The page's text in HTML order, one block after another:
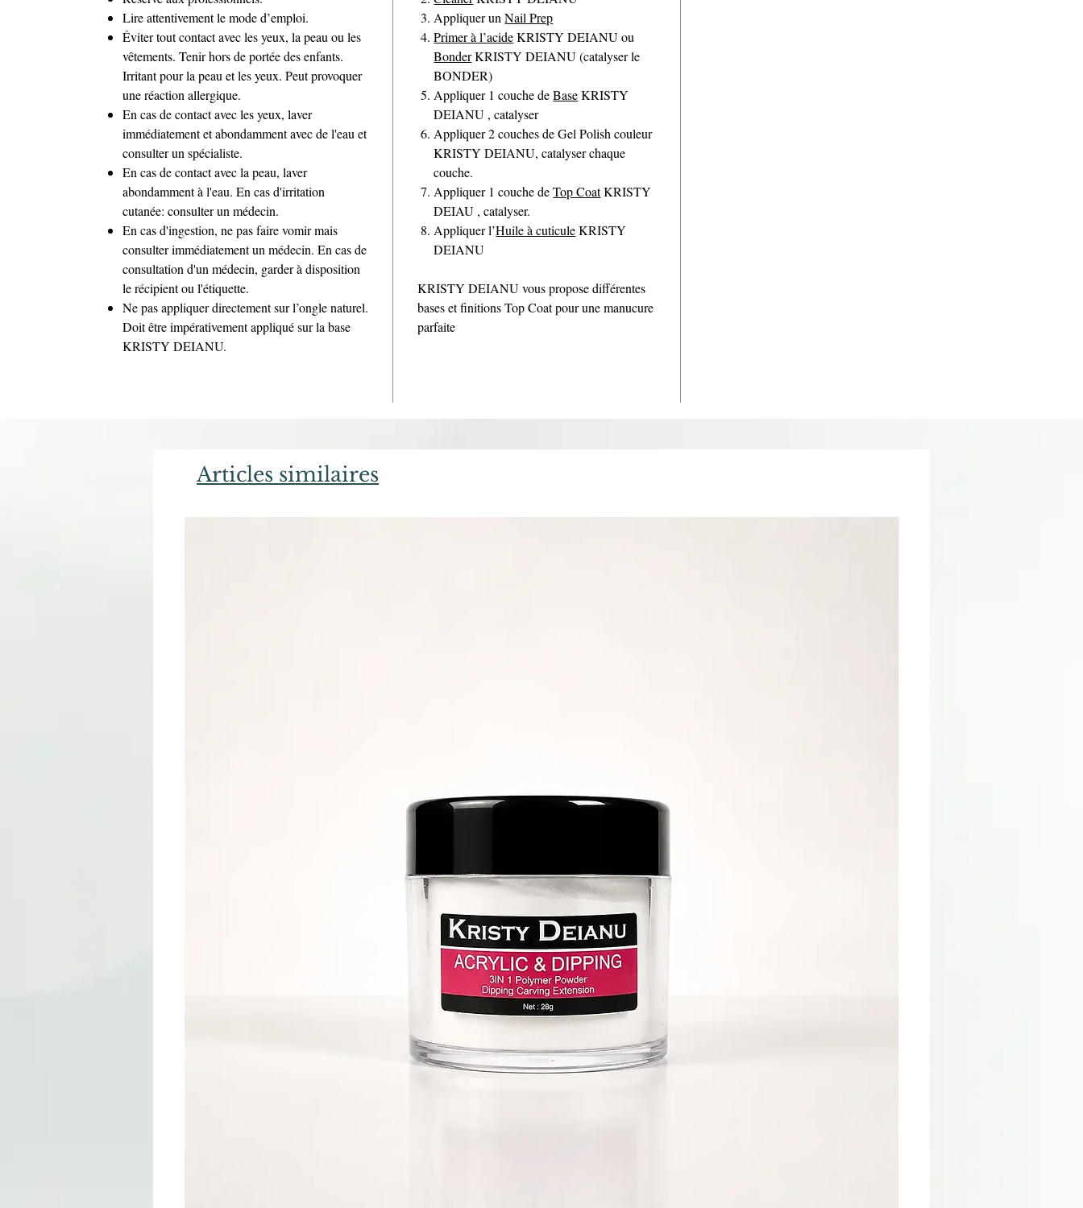
Lire attentivement le mode d’emploi.
Éviter tout contact avec les yeux, la peau ou les
vêtements. Tenir hors de portée des enfants.
Irritant pour la peau et les yeux. Peut provoquer
une réaction allergique.
En cas de contact avec les yeux, laver
immédiatement et abondamment avec de l'eau et
consulter un spécialiste.
En cas de contact avec la peau, laver
abondamment à l'eau. En cas d'irritation
cutanée: consulter un médecin.
En cas d'ingestion, ne pas faire vomir mais
consulter immédiatement un médecin. En cas de
consultation d'un médecin, garder à disposition
le récipient ou l'étiquette.
Ne pas appliquer directement sur l’ongle naturel.
Doit être impérativement appliqué sur la base
KRISTY DEIANU.
Appliquer unNail Prep
Primer à l’acideKRISTY DEIANU ou
BonderKRISTY DEIANU (catalyser le
BONDER)
Appliquer 1 couche deBaseKRISTY
DEIANU , catalyser
Appliquer 2 couches de Gel Polish couleur
KRISTY DEIANU, catalyser chaque
couche.
Appliquer 1 couche deTop CoatKRISTY
DEIAU , catalyser.
Appliquer l’Huile à cuticuleKRISTY
DEIANU
KRISTY DEIANU vous propose différentes
bases et finitions Top Coat pour une manucure
parfaite
Articles similaires